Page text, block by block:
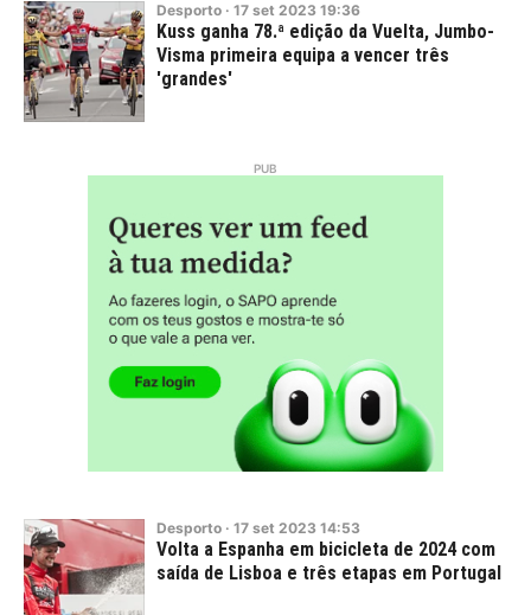
Desporto · 17 set 2023 19:36
Kuss ganha 78.ª edição da Vuelta, Jumbo-
Visma primeira equipa a vencer três
'grandes'
Desporto · 17 set 2023 14:53
Volta a Espanha em bicicleta de 2024 com
saída de Lisboa e três etapas em Portugal